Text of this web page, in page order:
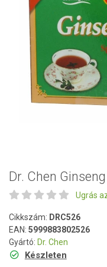
Dr. Chen
Ugrás
Cikkszám: DRC526
EAN: 5999883802526
Gyártó: Dr. Chen
Készleten